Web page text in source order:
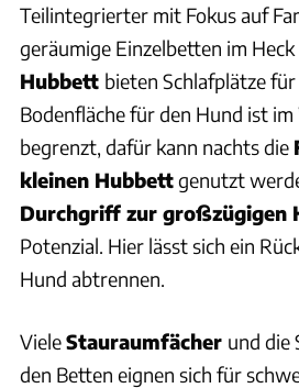
Teilintegrierter mit Fokus auf
geräumige Einzelbetten im
Hubbett bieten Schlafplätze
Bodenfläche für den Hund ist
begrenzt, dafür kann nachts die
kleinen Hubbettgenutzt
Durchgriff zur großzügigen
Potenzial. Hier lässt sich ein
Hund abtrennen.
VieleStauraumfächer und die
den Betten eignen sich für